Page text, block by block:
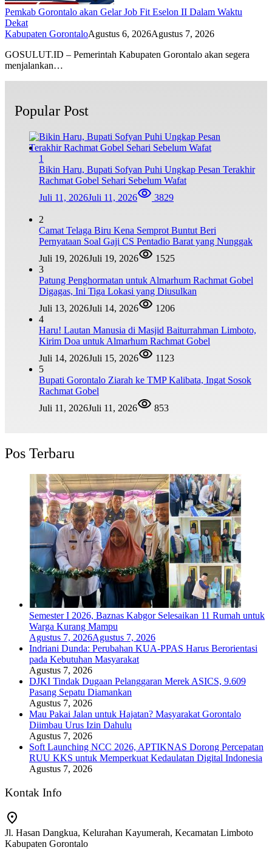
Pemkab Gorontalo akan Gelar Job Fit Eselon II Dalam Waktu
Dekat
Kabupaten GorontaloAgustus 6, 2026Agustus 7, 2026
GOSULUT.ID – Pemerintah Kabupaten Gorontalo akan segera
menjalankan…
Popular Post
1
Bikin Haru, Bupati Sofyan Puhi Ungkap Pesan Terakhir
Rachmat Gobel Sehari Sebelum Wafat
Juli 11, 2026Juli 11, 2026 3829
2
Camat Telaga Biru Kena Semprot Buntut Beri
Pernyataan Soal Gaji CS Pentadio Barat yang Nunggak
Juli 19, 2026Juli 19, 2026
1525
3
Patung Penghormatan untuk Almarhum Rachmat Gobel
Digagas, Ini Tiga Lokasi yang Diusulkan
Juli 13, 2026Juli 14, 2026
1206
4
Haru! Lautan Manusia di Masjid Baiturrahman Limboto,
Kirim Doa untuk Almarhum Rachmat Gobel
Juli 14, 2026Juli 15, 2026
1123
5
Bupati Gorontalo Ziarah ke TMP Kalibata, Ingat Sosok
Rachmat Gobel
Juli 11, 2026Juli 11, 2026 853
Pos Terbaru
Semester I 2026, Baznas Kabgor Selesaikan 11 Rumah untuk
Warga Kurang Mampu
Agustus 7, 2026Agustus 7, 2026
Indriani Dunda: Perubahan KUA-PPAS Harus Berorientasi
pada Kebutuhan Masyarakat
Agustus 7, 2026
DJKI Tindak Dugaan Pelanggaran Merek ASICS, 9.609
Pasang Sepatu Diamankan
Agustus 7, 2026
Mau Pakai Jalan untuk Hajatan? Masyarakat Gorontalo
Diimbau Urus Izin Dahulu
Agustus 7, 2026
Soft Launching NCC 2026, APTIKNAS Dorong Percepatan
RUU KKS untuk Memperkuat Kedaulatan Digital Indonesia
Agustus 7, 2026
Kontak Info
Jl. Hasan Dangkua, Kelurahan Kayumerah, Kecamatan Limboto
Kabupaten Gorontalo